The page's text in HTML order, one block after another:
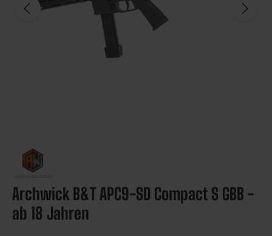
Archwick B&T APC9-SD Compact S GBB -
ab 18 Jahren